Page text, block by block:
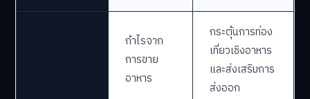
กำไรจาก
การขาย
อาหาร
กระตุ้นการท่อง
เที่ยวเชิงอาหาร
และส่งเสริมการ
ส่งออก